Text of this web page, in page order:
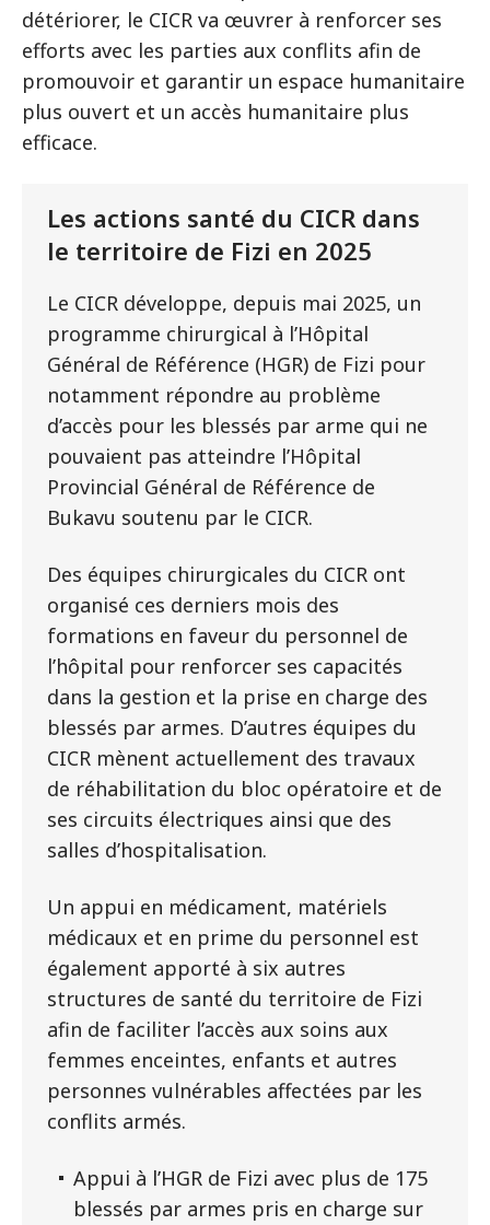
détériorer, le CICR va œuvrer à renforcer ses
efforts avec les parties aux conflits afin de
promouvoir et garantir un espace humanitaire
plus ouvert et un accès humanitaire plus
efficace.
Les actions santé du CICR dans
le territoire de Fizi en 2025
Le CICR développe, depuis mai 2025, un
programme chirurgical à l’Hôpital
Général de Référence (HGR) de Fizi pour
notamment répondre au problème
d’accès pour les blessés par arme qui ne
pouvaient pas atteindre l’Hôpital
Provincial Général de Référence de
Bukavu soutenu par le CICR.
Des équipes chirurgicales du CICR ont
organisé ces derniers mois des
formations en faveur du personnel de
l’hôpital pour renforcer ses capacités
dans la gestion et la prise en charge des
blessés par armes. D’autres équipes du
CICR mènent actuellement des travaux
de réhabilitation du bloc opératoire et de
ses circuits électriques ainsi que des
salles d’hospitalisation.
Un appui en médicament, matériels
médicaux et en prime du personnel est
également apporté à six autres
structures de santé du territoire de Fizi
afin de faciliter l’accès aux soins aux
femmes enceintes, enfants et autres
personnes vulnérables affectées par les
conflits armés.
Appui à l’HGR de Fizi avec plus de 175
blessés par armes pris en charge sur